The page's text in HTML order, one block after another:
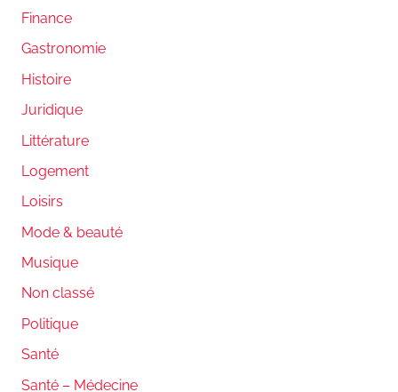
Finance
Gastronomie
Histoire
Juridique
Littérature
Logement
Loisirs
Mode & beauté
Musique
Non classé
Politique
Santé
Santé – Médecine